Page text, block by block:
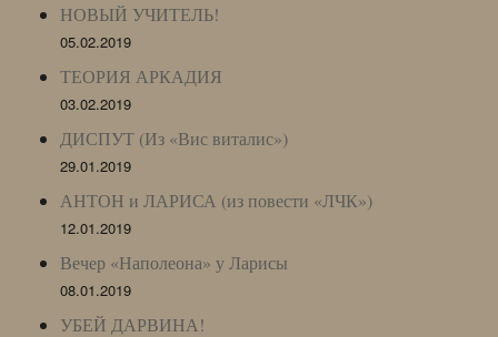
НОВЫЙ УЧИТЕЛЬ!
05.02.2019
ТЕОРИЯ АРКАДИЯ
03.02.2019
ДИСПУТ (Из «Вис виталис»)
29.01.2019
АНТОН и ЛАРИСА (из повести «ЛЧК»)
12.01.2019
Вечер «Наполеона» у Ларисы
08.01.2019
УБЕЙ ДАРВИНА!